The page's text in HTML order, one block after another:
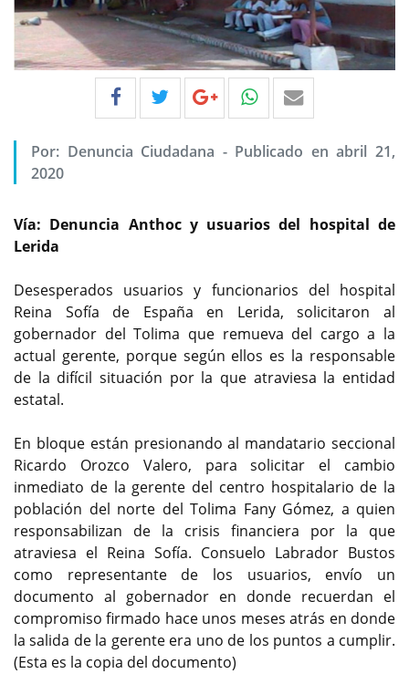
Por: Denuncia Ciudadana - Publicado en abril 21,
2020
Vía: Denuncia Anthoc y usuarios del hospital de
Lerida
Desesperados usuarios y funcionarios del hospital
Reina Sofía de España en Lerida, solicitaron al
gobernador del Tolima que remueva del cargo a la
actual gerente, porque según ellos es la responsable
de la difícil situación por la que atraviesa la entidad
estatal.
En bloque están presionando al mandatario seccional
Ricardo Orozco Valero, para solicitar el cambio
inmediato de la gerente del centro hospitalario de la
población del norte del Tolima Fany Gómez, a quien
responsabilizan de la crisis financiera por la que
atraviesa el Reina Sofía. Consuelo Labrador Bustos
como representante de los usuarios, envío un
documento al gobernador en donde recuerdan el
compromiso firmado hace unos meses atrás en donde
la salida de la gerente era uno de los puntos a cumplir.
(Esta es la copia del documento)